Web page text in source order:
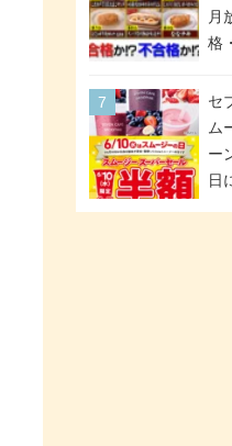
場
月
格
合
グ
は
品
セ
ム
ー
日